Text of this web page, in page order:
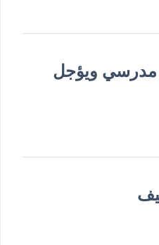
مليون كتاب مدرسي ويؤجل